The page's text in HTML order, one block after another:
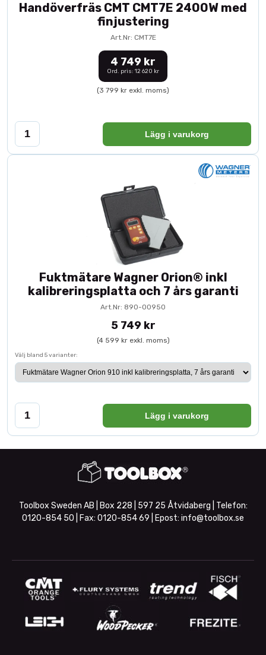
Handöverfräs CMT CMT7E 2400W med
finjustering
Art.Nr: CMT7E
4 749 kr
Ord. pris: 12 620 kr
(3 799 kr exkl. moms)
Lägg i varukorg
Fuktmätare Wagner Orion® inkl
kalibreringsplatta och 7 års garanti
Art.Nr: 890-00950
5 749 kr
(4 599 kr exkl. moms)
Välj bland 5 varianter:
Lägg i varukorg
Toolbox Sweden AB | Box 228 | 597 25 Åtvidaberg | Telefon:
0120-854 50 | Fax: 0120-854 69 | Epost: info@toolbox.se